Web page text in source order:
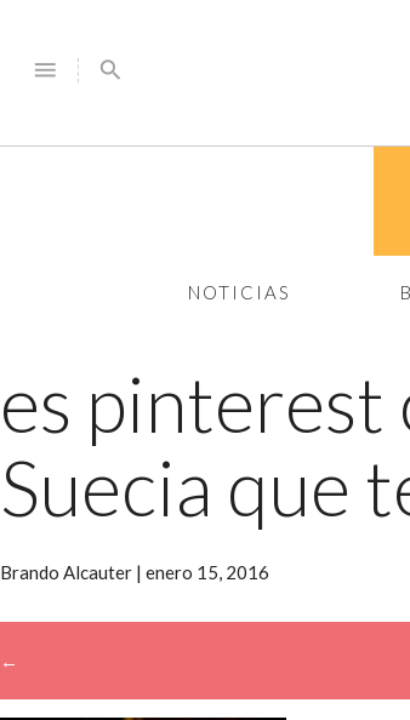
menu search
NOTICIAS
es pinterest
Suecia que
Brando Alcauter | enero 15, 2016
←